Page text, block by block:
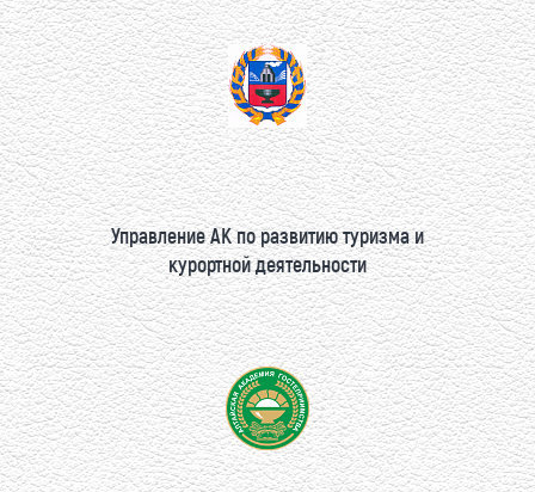
Управление АК по развитию туризма и
курортной деятельности